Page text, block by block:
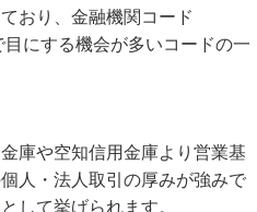
おり、金融機関コード
目にする機会が多いコードの一
庫や空知信用金庫より営業基
人・法人取引の厚みが強みで
して挙げられます。